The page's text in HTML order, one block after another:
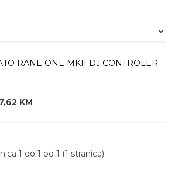
CENU)
RANE ONE MKII DJ CONTROLER
KM
1 do 1 od 1 (1 stranica)